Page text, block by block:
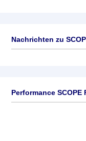
Nachrichten zu
Performance SCOPE